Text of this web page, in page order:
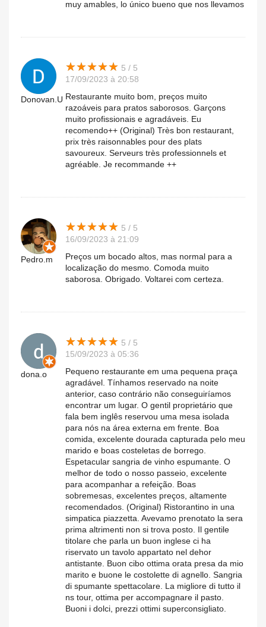
muy amables, lo único bueno que nos llevamos
Donovan.U
★★★★★
★★★★★ 5 / 5
17/09/2023 à 20:58
Restaurante muito bom, preços muito
razoáveis ​​para pratos saborosos. Garçons
muito profissionais e agradáveis. Eu
recomendo++ (Original) Très bon restaurant,
prix très raisonnables pour des plats
savoureux. Serveurs très professionnels et
agréable. Je recommande ++
Pedro.m
★★★★★
★★★★★ 5 / 5
16/09/2023 à 21:09
Preços um bocado altos, mas normal para a
localização do mesmo. Comoda muito
saborosa. Obrigado. Voltarei com certeza.
dona.o
★★★★★
★★★★★ 5 / 5
15/09/2023 à 05:36
Pequeno restaurante em uma pequena praça
agradável. Tínhamos reservado na noite
anterior, caso contrário não conseguiríamos
encontrar um lugar. O gentil proprietário que
fala bem inglês reservou uma mesa isolada
para nós na área externa em frente. Boa
comida, excelente dourada capturada pelo meu
marido e boas costeletas de borrego.
Espetacular sangria de vinho espumante. O
melhor de todo o nosso passeio, excelente
para acompanhar a refeição. Boas
sobremesas, excelentes preços, altamente
recomendados. (Original) Ristorantino in una
simpatica piazzetta. Avevamo prenotato la sera
prima altrimenti non si trova posto. Il gentile
titolare che parla un buon inglese ci ha
riservato un tavolo appartato nel dehor
antistante. Buon cibo ottima orata presa da mio
marito e buone le costolette di agnello. Sangria
di spumante spettacolare. La migliore di tutto il
ns tour, ottima per accompagnare il pasto.
Buoni i dolci, prezzi ottimi superconsigliato.